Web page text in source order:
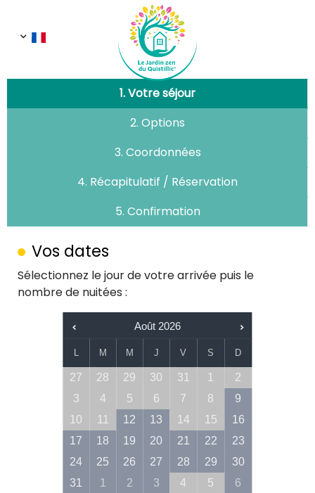
1. Votre séjour
2. Options
3. Coordonnées
4. Récapitulatif / Réservation
5. Confirmation
Vos dates
Sélectionnez le jour de votre arrivée puis le
nombre de nuitées :
Août 2026
L M M J V S D
27 28 29 30 31 1
2
3
4 5 6 7 8
9
10
11 12 13 14 15
16
17
18 19 20 21 22
23
24
25 26 27 28 29
30
31
1 2 3 4 5 6